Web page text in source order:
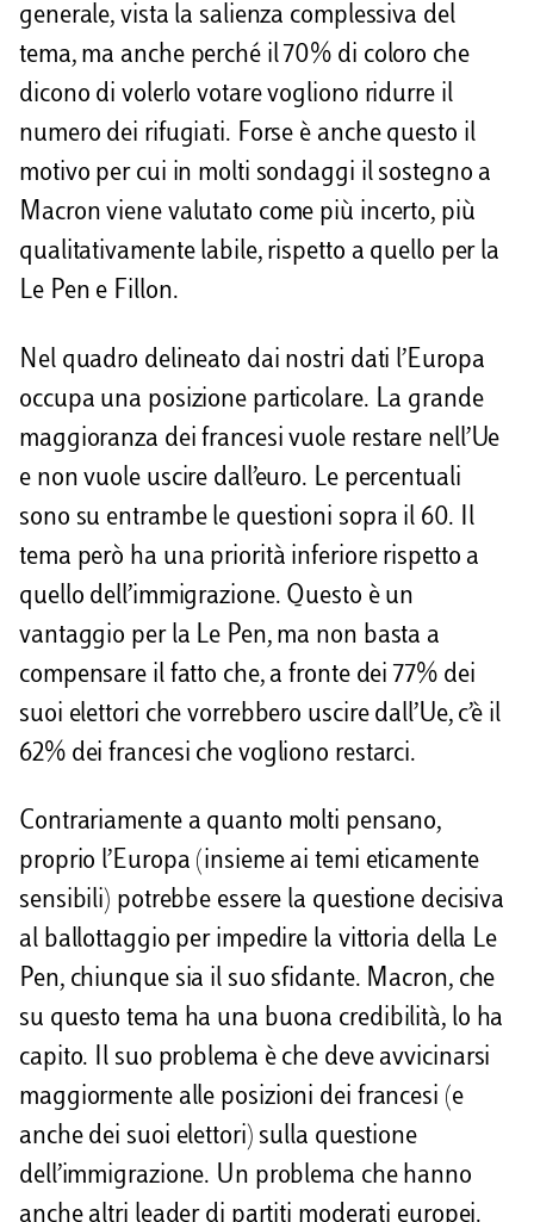
generale, vista la salienza complessiva del
tema, ma anche perché il 70% di coloro che
dicono di volerlo votare vogliono ridurre il
numero dei rifugiati. Forse è anche questo il
motivo per cui in molti sondaggi il sostegno a
Macron viene valutato come più incerto, più
qualitativamente labile, rispetto a quello per la
Le Pen e Fillon.
Nel quadro delineato dai nostri dati l’Europa
occupa una posizione particolare. La grande
maggioranza dei francesi vuole restare nell’Ue
e non vuole uscire dall’euro. Le percentuali
sono su entrambe le questioni sopra il 60. Il
tema però ha una priorità inferiore rispetto a
quello dell’immigrazione. Questo è un
vantaggio per la Le Pen, ma non basta a
compensare il fatto che, a fronte dei 77% dei
suoi elettori che vorrebbero uscire dall’Ue, c’è il
62% dei francesi che vogliono restarci.
Contrariamente a quanto molti pensano,
proprio l’Europa (insieme ai temi eticamente
sensibili) potrebbe essere la questione decisiva
al ballottaggio per impedire la vittoria della Le
Pen, chiunque sia il suo sfidante. Macron, che
su questo tema ha una buona credibilità, lo ha
capito. Il suo problema è che deve avvicinarsi
maggiormente alle posizioni dei francesi (e
anche dei suoi elettori) sulla questione
dell’immigrazione. Un problema che hanno
anche altri leader di partiti moderati europei.